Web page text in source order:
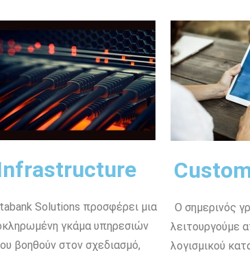
Solutions προσφέρει μια
γκάμα υπηρεσιών
βοηθούν στον σχεδιασμό,
Ο σημερινός
λειτουργούμε
λογισμικού